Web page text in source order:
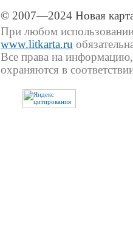
© 2007—2024 Новая
При любом использовании
www.litkarta.ru
Все права на
охраняются в